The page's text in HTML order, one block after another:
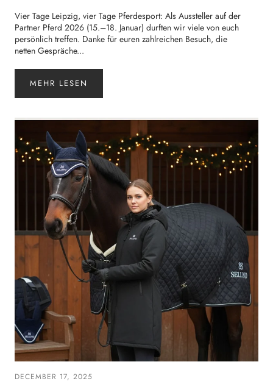
Vier Tage Leipzig, vier Tage Pferdesport: Als Aussteller auf der
Partner Pferd 2026 (15.–18. Januar) durften wir viele von euch
persönlich treffen. Danke für euren zahlreichen Besuch, die
netten Gespräche...
MEHR LESEN
DECEMBER 17, 2025